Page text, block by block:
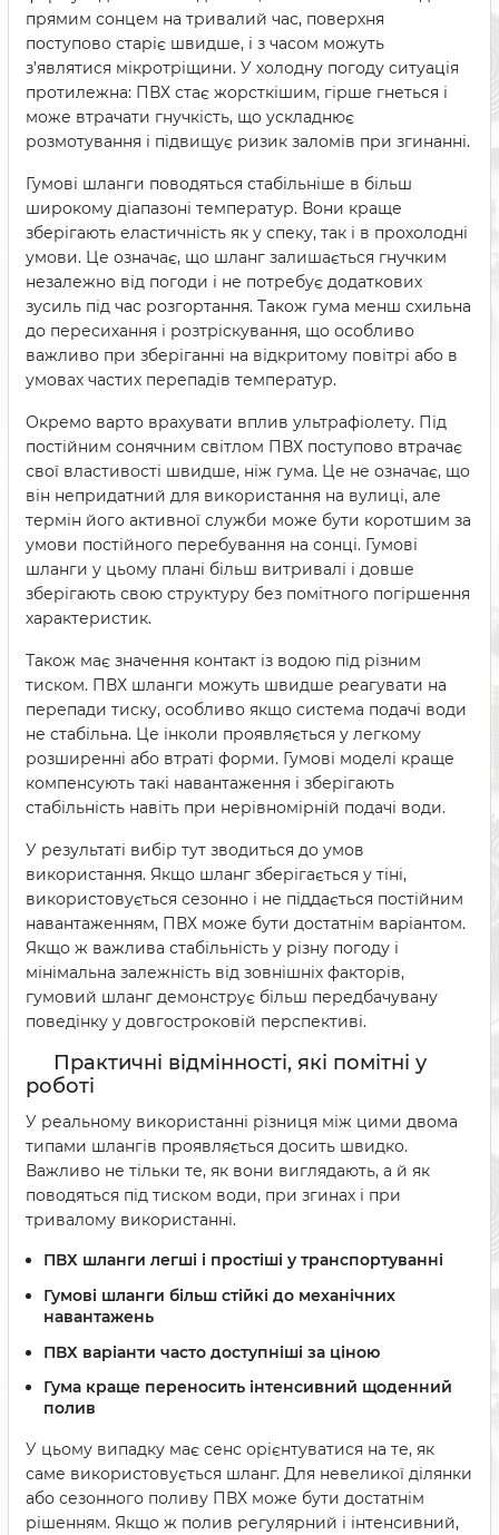
прямим сонцем на тривалий час, поверхня
поступово старіє швидше, і з часом можуть
з’являтися мікротріщини. У холодну погоду ситуація
протилежна: ПВХ стає жорсткішим, гірше гнеться і
може втрачати гнучкість, що ускладнює
розмотування і підвищує ризик заломів при згинанні.
Гумові шланги поводяться стабільніше в більш
широкому діапазоні температур. Вони краще
зберігають еластичність як у спеку, так і в прохолодні
умови. Це означає, що шланг залишається гнучким
незалежно від погоди і не потребує додаткових
зусиль під час розгортання. Також гума менш схильна
до пересихання і розтріскування, що особливо
важливо при зберіганні на відкритому повітрі або в
умовах частих перепадів температур.
Окремо варто врахувати вплив ультрафіолету. Під
постійним сонячним світлом ПВХ поступово втрачає
свої властивості швидше, ніж гума. Це не означає, що
він непридатний для використання на вулиці, але
термін його активної служби може бути коротшим за
умови постійного перебування на сонці. Гумові
шланги у цьому плані більш витривалі і довше
зберігають свою структуру без помітного погіршення
характеристик.
Також має значення контакт із водою під різним
тиском. ПВХ шланги можуть швидше реагувати на
перепади тиску, особливо якщо система подачі води
не стабільна. Це інколи проявляється у легкому
розширенні або втраті форми. Гумові моделі краще
компенсують такі навантаження і зберігають
стабільність навіть при нерівномірній подачі води.
У результаті вибір тут зводиться до умов
використання. Якщо шланг зберігається у тіні,
використовується сезонно і не піддається постійним
навантаженням, ПВХ може бути достатнім варіантом.
Якщо ж важлива стабільність у різну погоду і
мінімальна залежність від зовнішніх факторів,
гумовий шланг демонструє більш передбачувану
поведінку у довгостроковій перспективі.
Практичні відмінності, які помітні у
роботі
У реальному використанні різниця між цими двома
типами шлангів проявляється досить швидко.
Важливо не тільки те, як вони виглядають, а й як
поводяться під тиском води, при згинах і при
тривалому використанні.
ПВХ шланги легші і простіші у транспортуванні
Гумові шланги більш стійкі до механічних
навантажень
ПВХ варіанти часто доступніші за ціною
Гума краще переносить інтенсивний щоденний
полив
У цьому випадку має сенс орієнтуватися на те, як
саме використовується шланг. Для невеликої ділянки
або сезонного поливу ПВХ може бути достатнім
рішенням. Якщо ж полив регулярний і інтенсивний,